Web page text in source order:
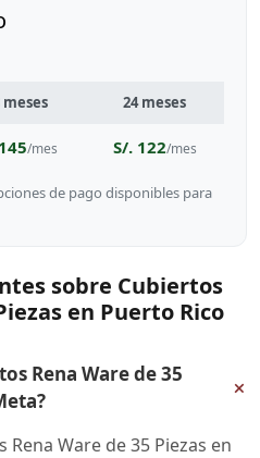
meses 24 meses
/mes S/. 122/mes
de pago disponibles para
sobre Cubiertos
en Puerto Rico
Rena Ware de 35
+
Ware de 35 Piezas en